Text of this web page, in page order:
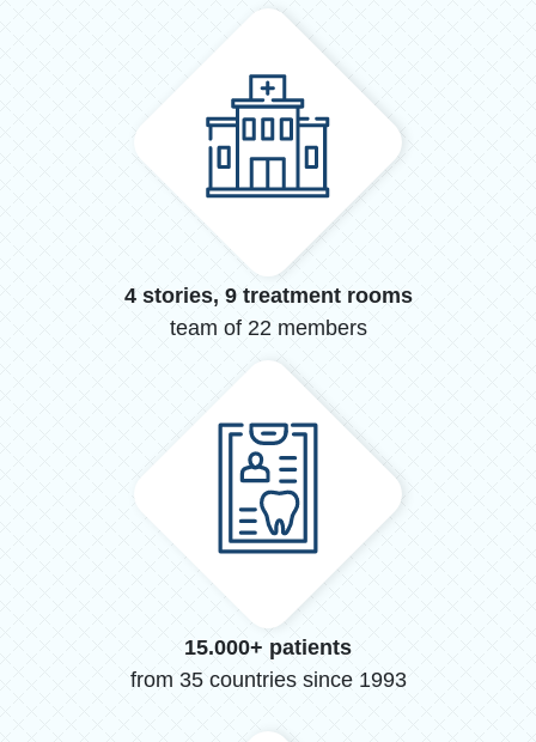
4 stories, 9 treatment rooms
team of 22 members
15.000+ patients
from 35 countries since 1993